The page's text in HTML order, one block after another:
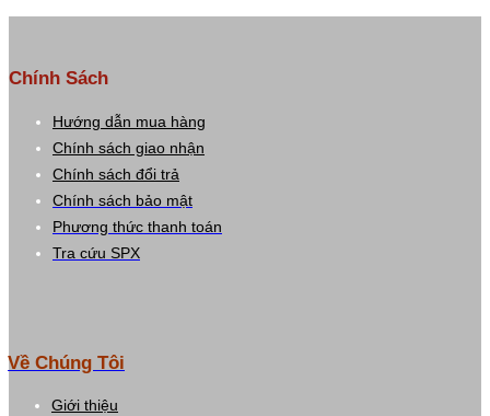
Chính Sách
Hướng dẫn mua hàng
Chính sách giao nhận
Chính sách đổi trả
Chính sách bảo mật
Phương thức thanh toán
Tra cứu SPX
Về Chúng Tôi
Giới thiệu